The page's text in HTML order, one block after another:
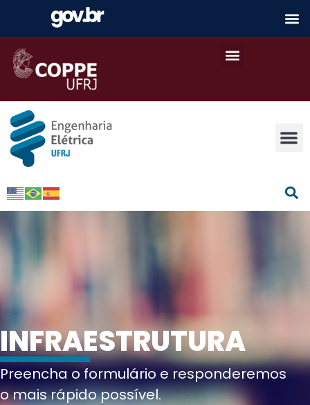
INFRAESTRUTURA
Preencha o formulário e responderemos
o mais rápido possível.